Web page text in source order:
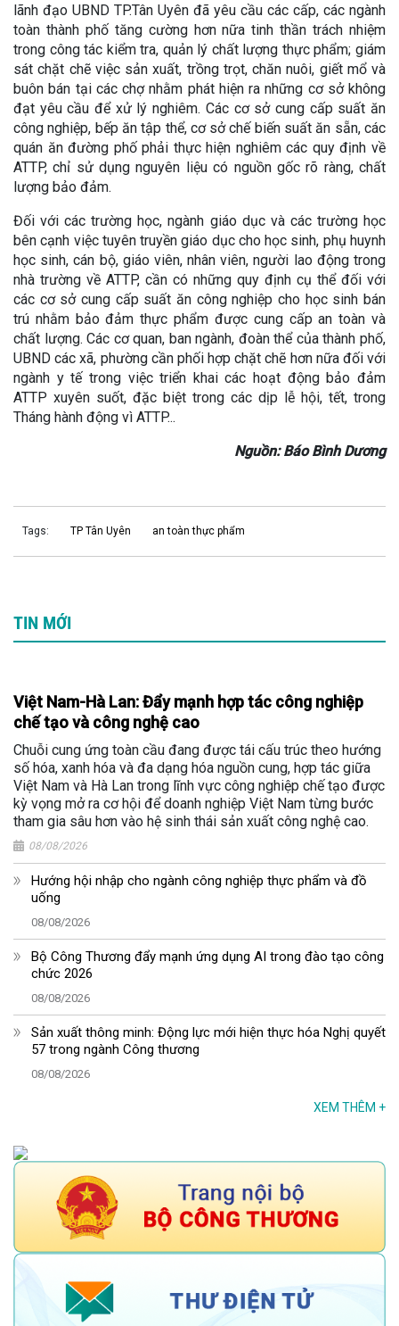
lãnh đạo UBND TP.Tân Uyên đã yêu cầu các cấp, các ngành
toàn thành phố tăng cường hơn nữa tinh thần trách nhiệm
trong công tác kiểm tra, quản lý chất lượng thực phẩm; giám
sát chặt chẽ việc sản xuất, trồng trọt, chăn nuôi, giết mổ và
buôn bán tại các chợ nhằm phát hiện ra những cơ sở không
đạt yêu cầu để xử lý nghiêm. Các cơ sở cung cấp suất ăn
công nghiệp, bếp ăn tập thể, cơ sở chế biến suất ăn sẵn, các
quán ăn đường phố phải thực hiện nghiêm các quy định về
ATTP, chỉ sử dụng nguyên liệu có nguồn gốc rõ ràng, chất
lượng bảo đảm.
Đối với các trường học, ngành giáo dục và các trường học
bên cạnh việc tuyên truyền giáo dục cho học sinh, phụ huynh
học sinh, cán bộ, giáo viên, nhân viên, người lao động trong
nhà trường về ATTP, cần có những quy định cụ thể đối với
các cơ sở cung cấp suất ăn công nghiệp cho học sinh bán
trú nhằm bảo đảm thực phẩm được cung cấp an toàn và
chất lượng. Các cơ quan, ban ngành, đoàn thể của thành phố,
UBND các xã, phường cần phối hợp chặt chẽ hơn nữa đối với
ngành y tế trong việc triển khai các hoạt động bảo đảm
ATTP xuyên suốt, đặc biệt trong các dịp lễ hội, tết, trong
Tháng hành động vì ATTP...
Nguồn: Báo Bình Dương
Tags: TP Tân Uyên an toàn thực phẩm
TIN MỚI
Việt Nam-Hà Lan: Đẩy mạnh hợp tác công nghiệp
chế tạo và công nghệ cao
Chuỗi cung ứng toàn cầu đang được tái cấu trúc theo hướng
số hóa, xanh hóa và đa dạng hóa nguồn cung, hợp tác giữa
Việt Nam và Hà Lan trong lĩnh vực công nghiệp chế tạo được
kỳ vọng mở ra cơ hội để doanh nghiệp Việt Nam từng bước
tham gia sâu hơn vào hệ sinh thái sản xuất công nghệ cao.
08/08/2026
Hướng hội nhập cho ngành công nghiệp thực phẩm và đồ
uống
08/08/2026
Bộ Công Thương đẩy mạnh ứng dụng AI trong đào tạo công
chức 2026
08/08/2026
Sản xuất thông minh: Động lực mới hiện thực hóa Nghị quyết
57 trong ngành Công thương
08/08/2026
XEM THÊM +